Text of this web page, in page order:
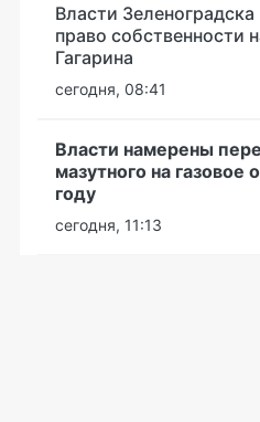
Власти
право собственности
Гагарина
сегодня, 08:41
Власти намерены
мазутного на газовое
году
сегодня, 11:13